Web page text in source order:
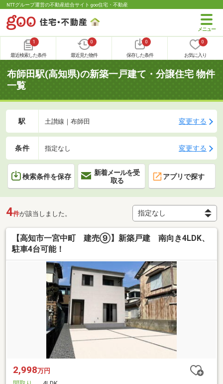
NTTグループ運営の不動産総合サイト goo住宅・不動産
1
最近検索した条件
0
最近見た物件
0
保存した条件
0
お気に入り
布師田駅(高知県)の新築一戸建て・分譲住宅 物件
一覧
駅 土讃線｜布師田 変更する
条件 指定なし 変更する
検索条件を保存
新着メールを受
取る
アプリで探す
4件が該当しました。
【高知市一宮中町 建売⑨】新築戸建 南向き4LDK、
駐車4台可能！
2,998万円